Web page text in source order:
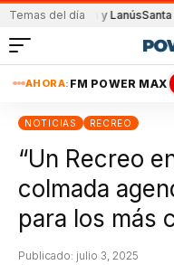
Temas del día
y LanúsSanta Fe logró
AHORA: FM POWER MAX
NOTICIAS RECREO
“Un Recreo
colmada
para los más
Publicado: julio 3, 2025